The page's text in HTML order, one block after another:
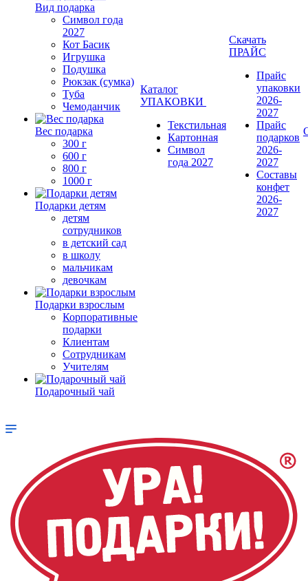
Вид подарка
Символ года
2027
Кот Басик
Игрушка
Подушка
Рюкзак (сумка)
Туба
Чемоданчик
Вес подарка
300 г
600 г
800 г
1000 г
Подарки детям
детям
сотрудников
в детский сад
в школу
мальчикам
девочкам
Подарки взрослым
Корпоративные
подарки
Клиентам
Сотрудникам
Учителям
Подарочный чай
Каталог
УПАКОВКИ
Текстильная
Картонная
Символ
года 2027
Скачать
ПРАЙС
Прайс
упаковки
2026-
2027
Прайс
подарков
2026-
2027
Составы
конфет
2026-
2027